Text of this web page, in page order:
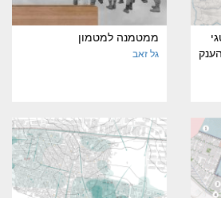
ממטמנה למטמון
גל זאב